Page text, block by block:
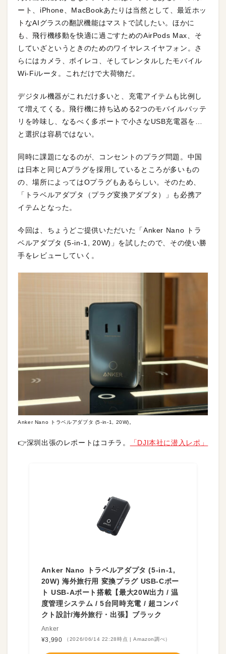
ート、iPhone、MacBookあたりは当然として、最近ホッ
トなAIグラスの翻訳機能はマストで試したい。ほかに
も、飛行機移動を快適に過ごすためのAirPods Max、そ
していざというときのためのワイヤレスイヤフォン。さ
らにはカメラ、ボイレコ、そしてレンタルしたモバイル
Wi-Fiルータ。これだけで大荷物だ。
デジタル機器がこれだけ多いと、充電アイテムも比例し
て増えてくる。飛行機に持ち込める2つのモバイルバッテ
リを吟味し、なるべく多ポートで小さなUSB充電器を…
と選択は容易ではない。
同時に課題になるのが、コンセントのプラグ問題。中国
は日本と同じAプラグを採用しているところが多いもの
の、場所によってはOプラグもあるらしい。そのため、
「トラベルアダプタ（プラグ変換アダプタ）」も必携ア
イテムとなった。
今回は、ちょうどご提供いただいた「Anker Nano トラ
ベルアダプタ (5-in-1, 20W)」を試したので、その使い勝
手をレビューしていく。
Anker Nano トラベルアダプタ (5-in-1, 20W)。
👉深圳出張のレポートはコチラ。 「DJI本社に潜入レポ」
Anker Nano トラベルアダプタ (5-in-1,
20W) 海外旅行用 変換プラグ USB-Cポー
ト USB-Aポート搭載【最大20W出力 / 温
度管理システム / 5台同時充電 / 超コンパ
クト設計/海外旅行・出張】ブラック
Anker
¥3,990
（2026/06/14 22:28時点 | Amazon調べ）